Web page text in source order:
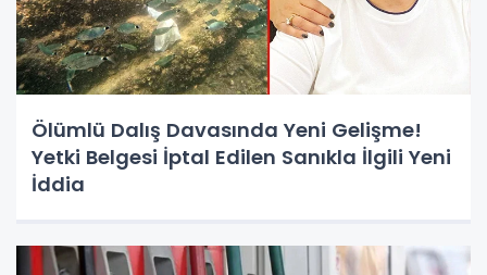
Ölümlü Dalış Davasında Yeni Gelişme!
Yetki Belgesi İptal Edilen Sanıkla İlgili Yeni
İddia